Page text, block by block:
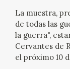
PROGRAMACIÓN
EXPOSICIONES
La muestra,
de todas las
la guerra",
Cervantes de
el próximo 10